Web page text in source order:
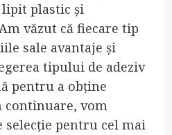
plastic și
văzut că fiecare tip
sale avantaje și
tipului de adeziv
pentru a obține
continuare, vom
pentru cel mai